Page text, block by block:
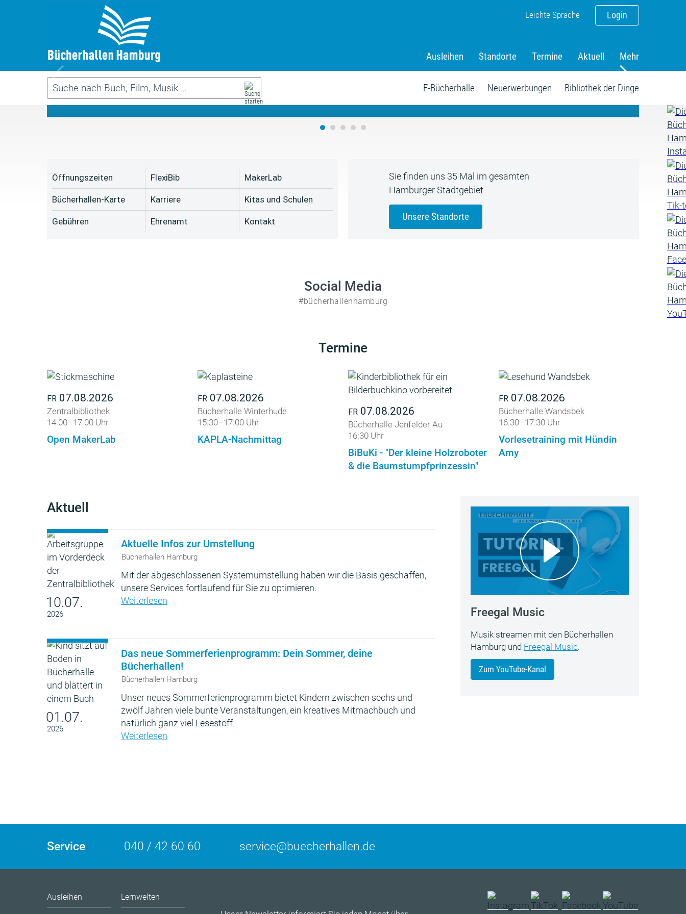
Login
Leichte Sprache
Ausleihen Standorte Termine Aktuell Mehr
E-Bücherhalle Neuerwerbungen Bibliothek der Dinge
Das neue Sommerferienprogramm
Öffnungszeiten
Bücherhallen-Karte
Gebühren
FlexiBib
Karriere
Ehrenamt
MakerLab
Kitas und Schulen
Kontakt
Sie finden uns 35 Mal im gesamten
Hamburger Stadtgebiet
Unsere Standorte
Social Media
#bücherhallenhamburg
Termine
FR 07.08.2026
Zentralbibliothek
14:00–17:00 Uhr
Open MakerLab
FR 07.08.2026
Bücherhalle Winterhude
15:30–17:00 Uhr
KAPLA-Nachmittag
FR 07.08.2026
Bücherhalle Jenfelder Au
16:30 Uhr
BiBuKi - "Der kleine Holzroboter
& die Baumstumpfprinzessin"
FR 07.08.2026
Bücherhalle Wandsbek
16:30–17:30 Uhr
Vorlesetraining mit Hündin
Amy
Aktuell
10.07.
2026
Aktuelle Infos zur Umstellung
Bücherhallen Hamburg
Mit der abgeschlossenen Systemumstellung haben wir die Basis geschaffen,
unsere Services fortlaufend für Sie zu optimieren.
Weiterlesen
01.07.
2026
Das neue Sommerferienprogramm: Dein Sommer, deine
Bücherhallen!
Bücherhallen Hamburg
Unser neues Sommerferienprogramm bietet Kindern zwischen sechs und
zwölf Jahren viele bunte Veranstaltungen, ein kreatives Mitmachbuch und
natürlich ganz viel Lesestoff.
Weiterlesen
Freegal Music
Musik streamen mit den Bücherhallen
Hamburg und Freegal Music.
Zum YouTube-Kanal
Service 040 / 42 60 60 service@buecherhallen.de
Ausleihen Lernwelten